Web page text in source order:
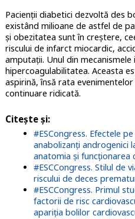
Pacienții diabetici dezvoltă des
existând milioane de astfel de
și obezitatea sunt în creștere,
riscului de infarct miocardic,
amputații. Unul din
hipercoagulabilitatea. Aceasta
aspirină, însă rata
continuare ridicată.
Citește și:
#ESCongress. Efectele
anabolizanți androgenici
anatomia și funcționarea
#ESCCongress. Stilul de
riscului de deces
#ESCCongress. Primul
factorii de risc
apariția bolilor